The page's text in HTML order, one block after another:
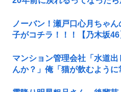
ノーバン！瀬戸口心月ちゃ
子がコチラ！！！【乃木坂46
マンション管理会社「水道
んか？」俺「猫が飲むよう